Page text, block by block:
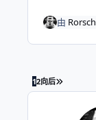
由
12向后 最末页